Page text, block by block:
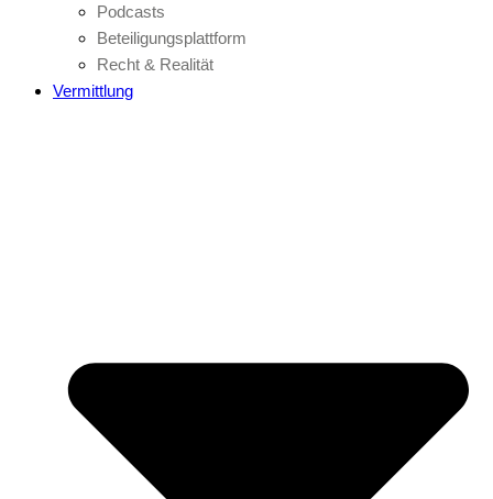
Podcasts
Beteiligungsplattform
Recht & Realität
Vermittlung